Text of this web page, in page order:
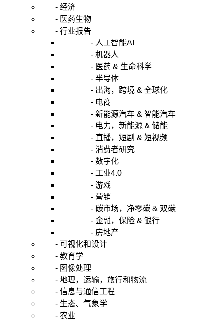
- 经济
- 医药生物
- 行业报告
- 人工智能AI
- 机器人
- 医药 & 生命科学
- 半导体
- 出海，跨境 & 全球化
- 电商
- 新能源汽车 & 智能汽车
- 电力，新能源 & 储能
- 直播，短剧 & 短视频
- 消费者研究
- 数字化
- 工业4.0
- 游戏
- 营销
- 碳市场，净零碳 & 双碳
- 金融，保险 & 银行
- 房地产
- 可视化和设计
- 教育学
- 图像处理
- 地理，运输，旅行和物流
- 信息与通信工程
- 生态、气象学
- 农业